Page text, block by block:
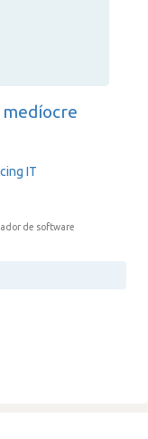
medíocre
IT
de software